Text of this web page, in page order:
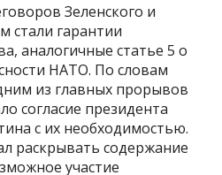
Зеленского и
стали гарантии
аналогичные статье 5 о
НАТО. По словам
из главных прорывов
согласие президента
с их необходимостью.
раскрывать содержание
участие